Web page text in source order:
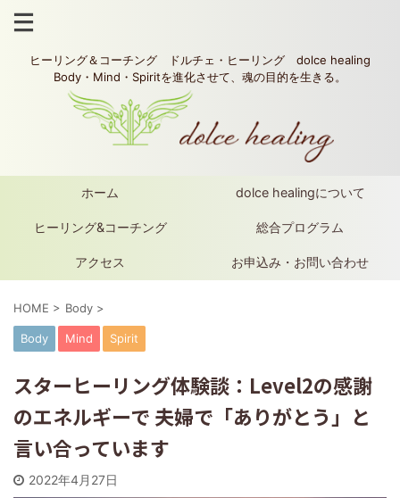
ヒーリング＆コーチング ドルチェ・ヒーリング dolce healing
Body・Mind・Spiritを進化させて、魂の目的を生きる。
ホーム dolce healingについて
ヒーリング&コーチング 総合プログラム
アクセス お申込み・お問い合わせ
HOME > Body >
Body Mind Spirit
スターヒーリング体験談：Level2の感謝
のエネルギーで 夫婦で「ありがとう」と
言い合っています
2022年4月27日